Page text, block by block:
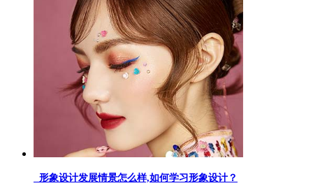
形象设计发展情景怎么样,如何学习形象设计？